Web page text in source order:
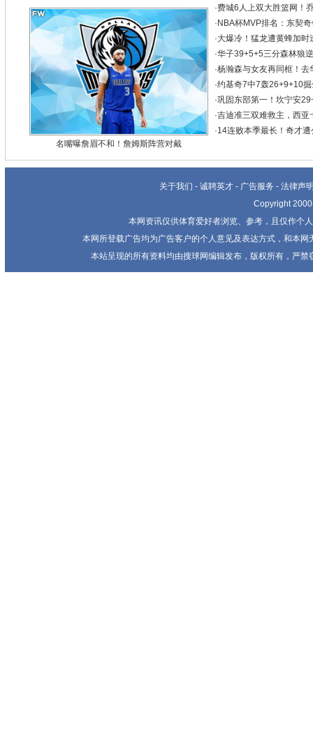
名嘴曝詹眉不和！詹姆斯阵营对戴
·费城6人上双大胜篮网！
· NBA杯MVP排名：东契
·大爆冷！猛龙遭黄蜂加
·华子39+5+5三分森林狼
·杨瀚森与女友再同框！
·约基奇7中7轰26+9+10
·巩固东部第一！坎宁安
·吉迪准三双难救主，西
·14连败本季最长！奇才
关于我们 - 诚聘英才 - 广告服务 - 法律声
Copyright
本网资讯仅供体育爱好者浏览、参考，且仅作个
本网所登载广告均为广告客户的个人意见及表达方式，和本
本站呈现的所有资料均由搜球网编辑发布，版权所有，严